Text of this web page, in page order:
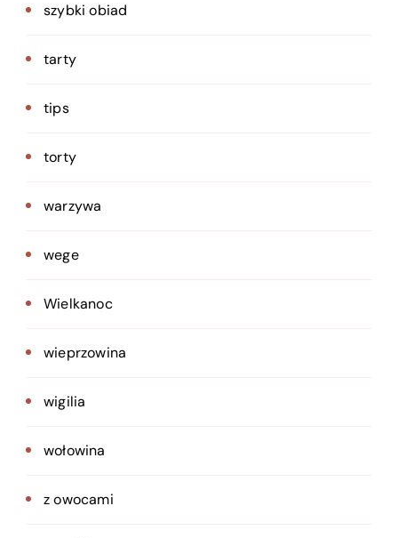
szybki obiad
tarty
tips
torty
warzywa
wege
Wielkanoc
wieprzowina
wigilia
wołowina
z owocami